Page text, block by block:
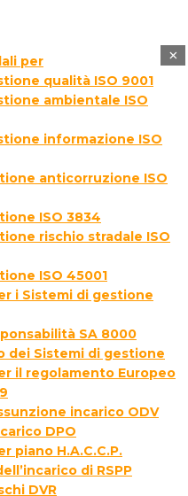
per
qualità ISO 9001
ambientale ISO
informazione ISO
anticorruzione ISO
ISO 3834
rischio stradale ISO
ISO 45001
i Sistemi di gestione
SA 8000
dei Sistemi di gestione
il regolamento Europeo
incarico ODV
DPO
piano H.A.C.C.P.
di RSPP
DVR
×